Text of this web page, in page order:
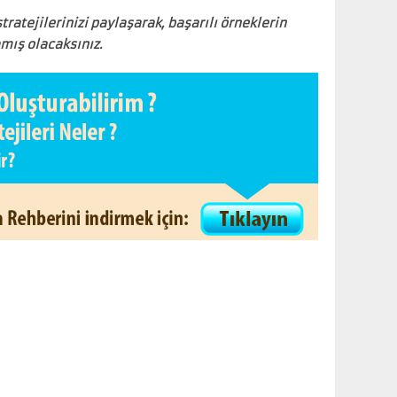
paylaşarak, başarılı örneklerin
olacaksınız.